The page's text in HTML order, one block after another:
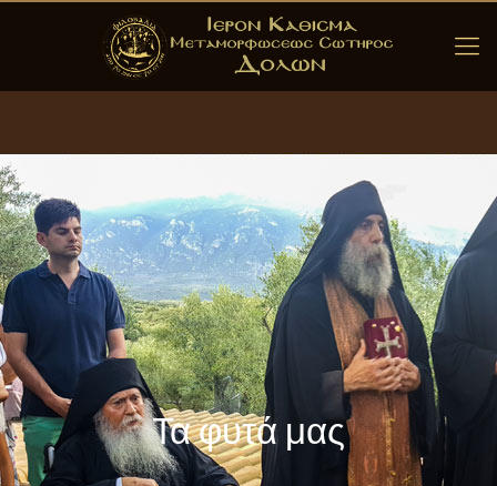
Τα φυτά μας